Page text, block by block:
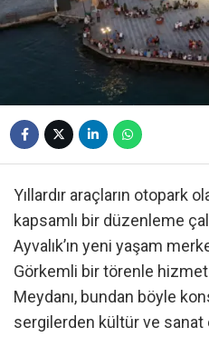
Yıllardır araçların otopark
kapsamlı bir düzenleme
Ayvalık’ın yeni yaşam
Görkemli bir törenle
Meydanı, bundan böyle
sergilerden kültür ve